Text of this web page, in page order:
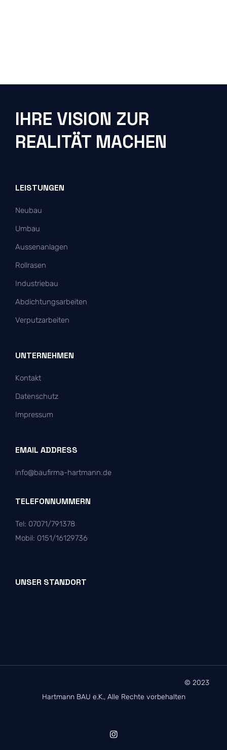
IHRE VISION ZUR
REALITÄT MACHEN
LEISTUNGEN
Neubau
Umbau
Aussenanlagen
Rollrasen
Industriebau
Abdichtungsarbeiten
Verputzarbeiten
UNTERNEHMEN
Kontakt
Datenschutz
Impressum
EMAIL ADDRESS
info@baufirma-hartmann.de
TELEFONNUMMERN
Tel: 07071/791378
Mobil: 0151/16129736
UNSER STANDORT
© 2023
Hartmann BAU e.K., Alle Rechte vorbehalten